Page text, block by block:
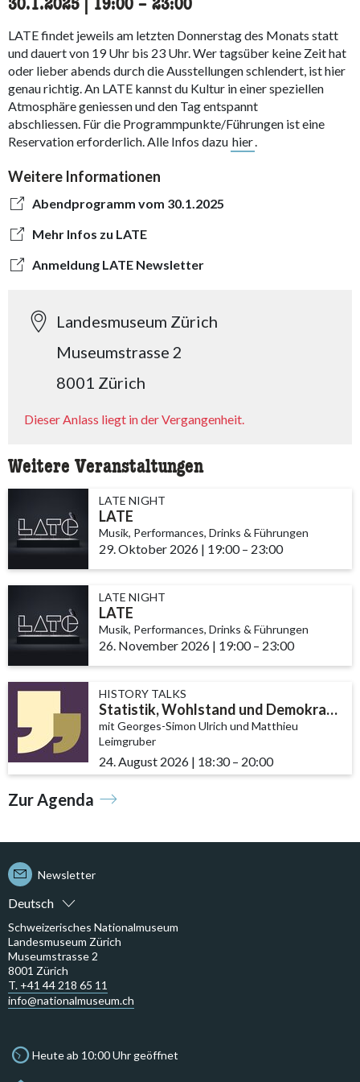
30.1.2025 19:00 accessibility.time_to
– 23:00
LATE findet jeweils am letzten Donnerstag des Monats statt
und dauert von 19 Uhr bis 23 Uhr. Wer tagsüber keine Zeit hat
oder lieber abends durch die Ausstellungen schlendert, ist hier
genau richtig. An LATE kannst du Kultur in einer speziellen
Atmosphäre geniessen und den Tag entspannt
abschliessen. Für die Programmpunkte/Führungen ist eine
Reservation erforderlich. Alle Infos dazu hier.
Weitere Informationen
Abendprogramm vom 30.1.2025
Mehr Infos zu LATE
Anmeldung LATE Newsletter
Landesmuseum Zürich
Museumstrasse 2
8001 Zürich
Dieser Anlass liegt in der Vergangenheit.
Weitere Veranstaltungen
LATE NIGHT
LATE
Musik, Performances, Drinks & Führungen
29. Oktober 2026 | 19:00accessibility.time_to
– 23:00
LATE NIGHT
LATE
Musik, Performances, Drinks & Führungen
26. November 2026 | 19:00– 23:00
HISTORY TALKS
Statistik, Wohlstand und Demokratie
mit Georges-Simon Ulrich und Matthieu
Leimgruber
24. August 2026 | 18:30accessibility.time_to
– 20:00
Zur Agenda
Deutsch
Newsletter
Schweizerisches Nationalmuseum
Landesmuseum Zürich
Museumstrasse 2
8001 Zürich
T. +41 44 218 65 11
info@nationalmuseum.ch
Heute ab 10:00 Uhr geöffnet